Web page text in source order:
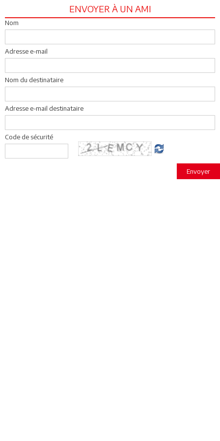
ENVOYER À UN AMI
Nom
Adresse e-mail
Nom du destinataire
Adresse e-mail destinataire
Code de sécurité
Envoyer